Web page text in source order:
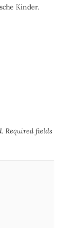
Kinder.
Required fields